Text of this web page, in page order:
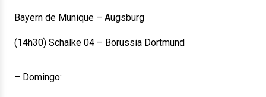
Bayern de Munique – Augsburg
(14h30) Schalke 04 – Borussia Dortmund
– Domingo: